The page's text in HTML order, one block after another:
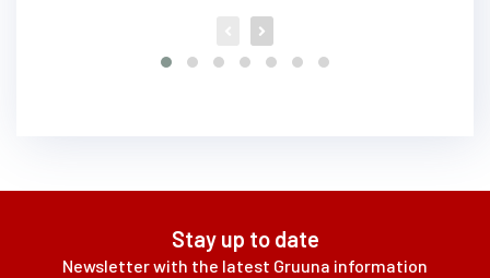
Stay up to date
Newsletter with the latest Gruuna information